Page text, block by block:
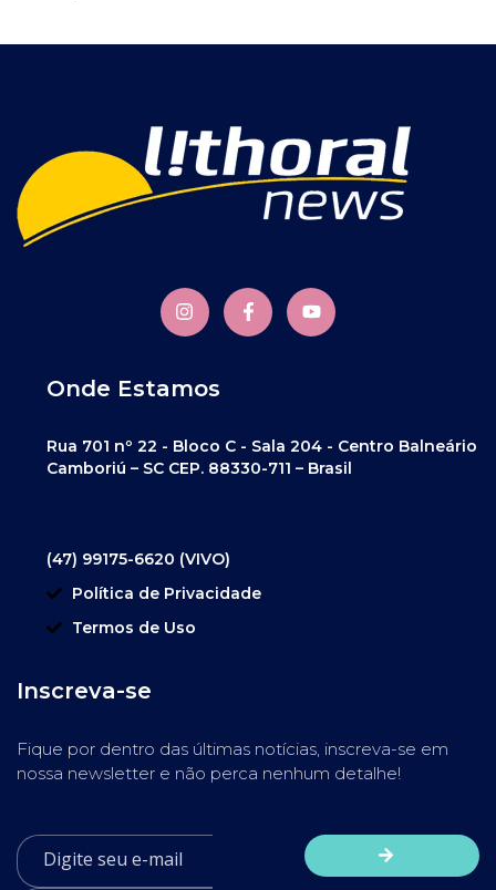
Onde Estamos
Rua 701 nº 22 - Bloco C - Sala 204 - Centro Balneário
Camboriú – SC CEP. 88330-711 – Brasil
(47) 99175-6620 (VIVO)
Política de Privacidade
Termos de Uso
Inscreva-se
Fique por dentro das últimas notícias, inscreva-se em
nossa newsletter e não perca nenhum detalhe!